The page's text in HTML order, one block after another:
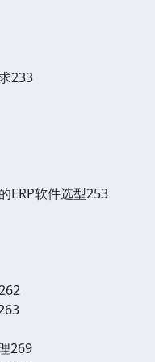
233
ERP软件选型253
269